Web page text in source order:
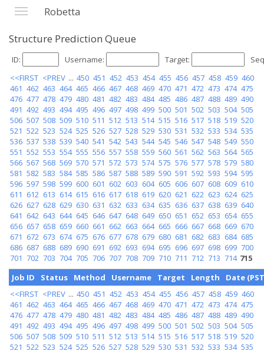
Robetta
Structure Prediction Queue
ID: Username: Target:
<<FIRST <PREV ... 450 451 452 453 454 455 456 457 458 459 460
461 462 463 464 465 466 467 468 469 470 471 472 473 474 475
476 477 478 479 480 481 482 483 484 485 486 487 488 489 490
491 492 493 494 495 496 497 498 499 500 501 502 503 504 505
506 507 508 509 510 511 512 513 514 515 516 517 518 519 520
521 522 523 524 525 526 527 528 529 530 531 532 533 534 535
536 537 538 539 540 541 542 543 544 545 546 547 548 549 550
551 552 553 554 555 556 557 558 559 560 561 562 563 564 565
566 567 568 569 570 571 572 573 574 575 576 577 578 579 580
581 582 583 584 585 586 587 588 589 590 591 592 593 594 595
596 597 598 599 600 601 602 603 604 605 606 607 608 609 610
611 612 613 614 615 616 617 618 619 620 621 622 623 624 625
626 627 628 629 630 631 632 633 634 635 636 637 638 639 640
641 642 643 644 645 646 647 648 649 650 651 652 653 654 655
656 657 658 659 660 661 662 663 664 665 666 667 668 669 670
671 672 673 674 675 676 677 678 679 680 681 682 683 684 685
686 687 688 689 690 691 692 693 694 695 696 697 698 699 700
701 702 703 704 705 706 707 708 709 710 711 712 713 714 715
Job ID
Status Method Username Target Length
Date
<<FIRST <PREV ... 450 451 452 453 454 455 456 457 458 459 460
461 462 463 464 465 466 467 468 469 470 471 472 473 474 475
476 477 478 479 480 481 482 483 484 485 486 487 488 489 490
491 492 493 494 495 496 497 498 499 500 501 502 503 504 505
506 507 508 509 510 511 512 513 514 515 516 517 518 519 520
521 522 523 524 525 526 527 528 529 530 531 532 533 534 535